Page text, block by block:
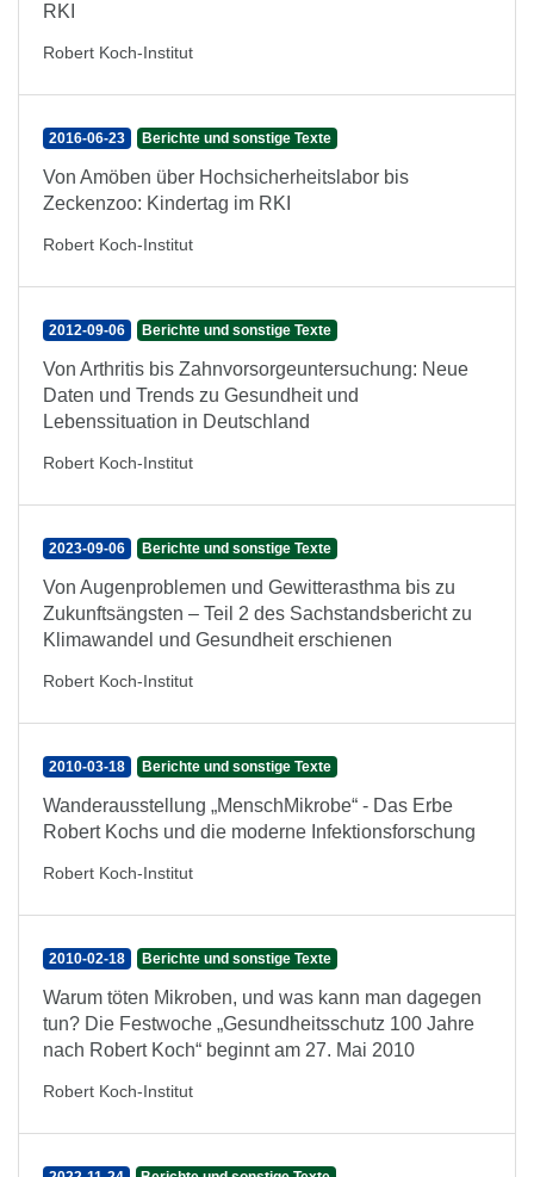
RKI
Robert Koch-Institut
2016-06-23 Berichte und sonstige Texte
Von Amöben über Hochsicherheitslabor bis
Zeckenzoo: Kindertag im RKI
Robert Koch-Institut
2012-09-06 Berichte und sonstige Texte
Von Arthritis bis Zahnvorsorgeuntersuchung: Neue
Daten und Trends zu Gesundheit und
Lebenssituation in Deutschland
Robert Koch-Institut
2023-09-06 Berichte und sonstige Texte
Von Augenproblemen und Gewitterasthma bis zu
Zukunftsängsten – Teil 2 des Sachstandsbericht zu
Klimawandel und Gesundheit erschienen
Robert Koch-Institut
2010-03-18 Berichte und sonstige Texte
Wanderausstellung „MenschMikrobe“ - Das Erbe
Robert Kochs und die moderne Infektionsforschung
Robert Koch-Institut
2010-02-18 Berichte und sonstige Texte
Warum töten Mikroben, und was kann man dagegen
tun? Die Festwoche „Gesundheitsschutz 100 Jahre
nach Robert Koch“ beginnt am 27. Mai 2010
Robert Koch-Institut